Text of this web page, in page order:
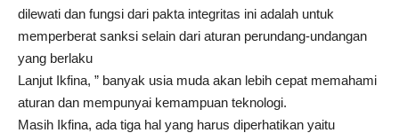
dilewati dan fungsi dari pakta integritas ini adalah untuk
memperberat sanksi selain dari aturan perundang-undangan
yang berlaku
Lanjut Ikfina, ” banyak usia muda akan lebih cepat memahami
aturan dan mempunyai kemampuan teknologi.
Masih Ikfina, ada tiga hal yang harus diperhatikan yaitu